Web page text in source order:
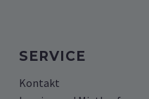
SERVICE
Kontakt